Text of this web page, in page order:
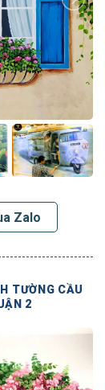
Zalo
TƯỜNG CẦU
2